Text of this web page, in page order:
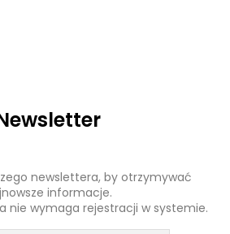
newslettera, by otrzymywać
informacje.
nie wymaga rejestracji w systemie.